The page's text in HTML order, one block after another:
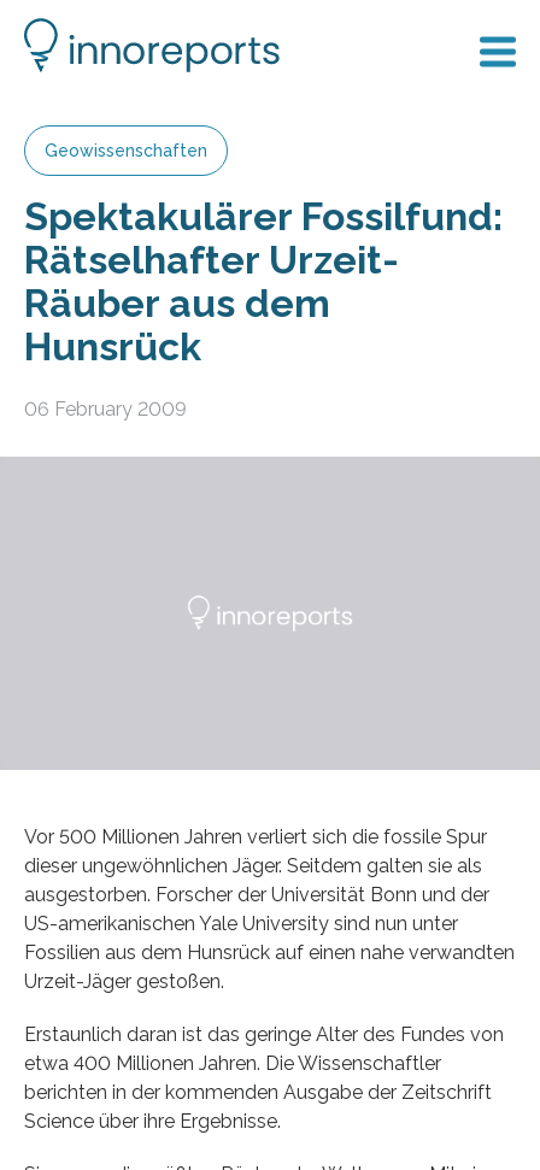
Geowissenschaften
Spektakulärer Fossilfund:
Rätselhafter Urzeit-
Räuber aus dem
Hunsrück
06 February 2009
Vor 500 Millionen Jahren verliert sich die fossile Spur
dieser ungewöhnlichen Jäger. Seitdem galten sie als
ausgestorben. Forscher der Universität Bonn und der
US-amerikanischen Yale University sind nun unter
Fossilien aus dem Hunsrück auf einen nahe verwandten
Urzeit-Jäger gestoßen.
Erstaunlich daran ist das geringe Alter des Fundes von
etwa 400 Millionen Jahren. Die Wissenschaftler
berichten in der kommenden Ausgabe der Zeitschrift
Science über ihre Ergebnisse.